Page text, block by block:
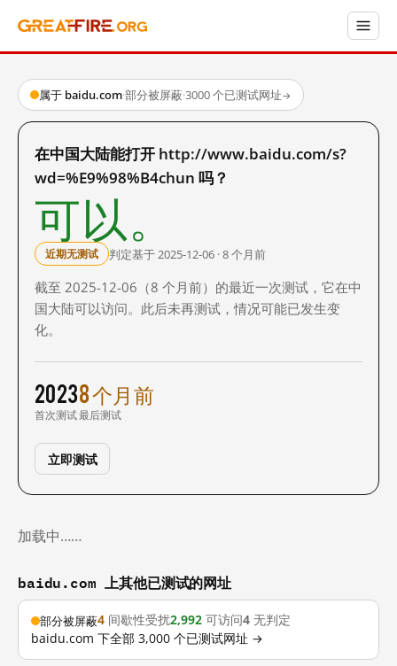
属于 baidu.com·部分被屏蔽·3000 个已测试网址→
在中国大陆能打开 http://www.baidu.com/s?
wd=%E9%98%B4chun 吗？
可以。
近期无测试 判定基于 2025-12-06 · 8 个月前
截至 2025-12-06（8 个月前）的最近一次测试，它在中
国大陆可以访问。此后未再测试，情况可能已发生变
化。
2023
首次测试
8 个月前
最后测试
立即测试
加载中……
baidu.com 上其他已测试的网址
部分被屏蔽4 间歇性受扰2,992 可访问4 无判定
baidu.com 下全部 3,000 个已测试网址 →